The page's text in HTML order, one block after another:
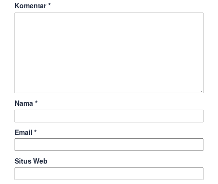
Komentar*
Nama *
Email*
Situs Web